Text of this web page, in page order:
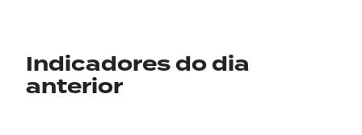
Indicadores do dia
anterior